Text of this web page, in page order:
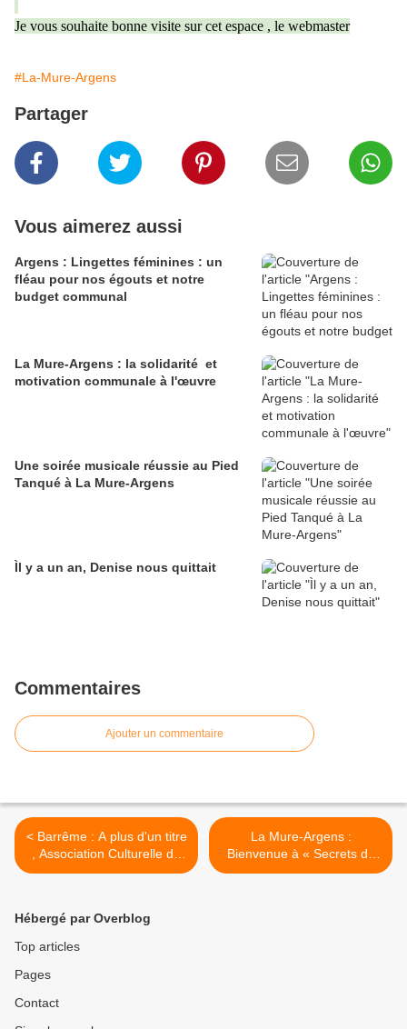
Je vous souhaite bonne visite sur cet espace , le webmaster
#La-Mure-Argens
Partager
Vous aimerez aussi
Argens : Lingettes féminines : un
fléau pour nos égouts et notre
budget communal
La Mure-Argens : la solidarité et
motivation communale à l'œuvre
Une soirée musicale réussie au Pied
Tanqué à La Mure-Argens
Ìl y a un an, Denise nous quittait
Commentaires
Ajouter un commentaire
< Barrême : A plus d'un titre
, Association Culturelle du
Pays A3V
La Mure-Argens :
Bienvenue à « Secrets de
fabriques » >
Hébergé par Overblog
Top articles
Pages
Contact